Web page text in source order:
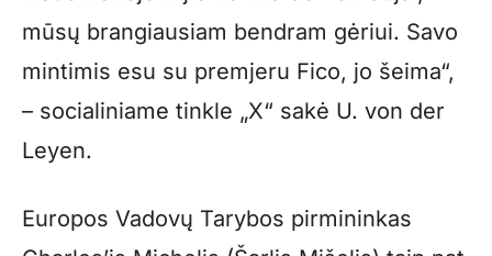
mūsų brangiausiam bendram gėriui. Savo
mintimis esu su premjeru Fico, jo šeima“,
– socialiniame tinkle „X“ sakė U. von der
Leyen.
Europos Vadovų Tarybos pirmininkas